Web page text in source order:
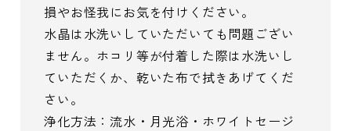
損やお怪我にお気を付けください。
水晶は水洗いしていただいても問題ござい
ません。ホコリ等が付着した際は水洗いし
ていただくか、乾いた布で拭きあげてくだ
さい。
浄化方法：流水・月光浴・ホワイトセージ